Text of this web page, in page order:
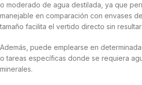
o moderado de agua destilada, ya que
manejable en comparación con envases
tamaño facilita el vertido directo sin
Además, puede emplearse en
o tareas específicas donde se requiera
minerales.